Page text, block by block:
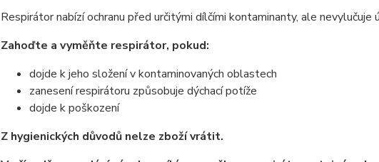
Respirátor nabízí ochranu před určitými dílčími kontaminanty, ale
Zahoďte a vyměňte respirátor, pokud:
dojde k jeho složení v kontaminovaných oblastech
zanesení respirátoru způsobuje dýchací potíže
dojde k poškození
Z hygienických důvodů nelze zboží vrátit.